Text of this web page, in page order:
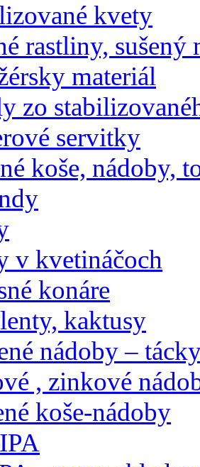
kvety
rastliny,
materiál
zo
servitky
koše, nádoby,
v kvetináčoch
konáre
kaktusy
nádoby –
, zinkové
koše-nádoby